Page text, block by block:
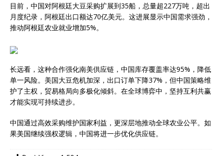
目前，中国对阿根廷大豆采购扩展到35船，总量超227万吨，超出
月度纪录，阿根廷出口额达70亿美元。这进展显示中国需求强劲，
推动阿根廷农业就业增加5%。
长远看，这种合作强化南美供应链，中国库存覆盖率达95%，降低
单一风险。美国大豆危机加深，出口订单下降37%，但中国策略维
护了主权，贸易格局向多极化倾斜。在全球博弈中，坚持互利共赢
才能实现可持续进步。
中国通过高效采购维护国家利益，更深层地推动全球农业公平。如
果美国继续强权逻辑，中国将进一步优化供应链。